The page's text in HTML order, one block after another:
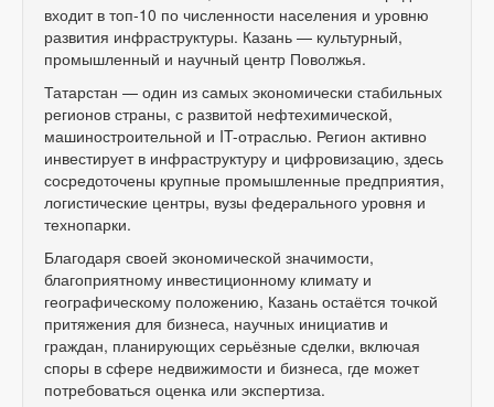
входит в топ-10 по численности населения и уровню
развития инфраструктуры. Казань — культурный,
промышленный и научный центр Поволжья.
Татарстан — один из самых экономически стабильных
регионов страны, с развитой нефтехимической,
машиностроительной и IT-отраслью. Регион активно
инвестирует в инфраструктуру и цифровизацию, здесь
сосредоточены крупные промышленные предприятия,
логистические центры, вузы федерального уровня и
технопарки.
Благодаря своей экономической значимости,
благоприятному инвестиционному климату и
географическому положению, Казань остаётся точкой
притяжения для бизнеса, научных инициатив и
граждан, планирующих серьёзные сделки, включая
споры в сфере недвижимости и бизнеса, где может
потребоваться оценка или экспертиза.